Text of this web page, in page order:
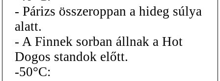
- Párizs összeroppan a hideg súlya
alatt.
- A Finnek sorban állnak a Hot
Dogos standok előtt.
-50°C: